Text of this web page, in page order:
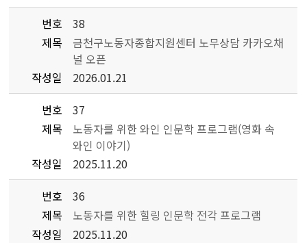
번호
38
제목
금천구노동자종합지원센터 노무상담 카카오채
널 오픈
작성일
2026.01.21
번호
37
제목
노동자를 위한 와인 인문학 프로그램(영화 속
와인 이야기)
작성일
2025.11.20
번호
36
제목
노동자를 위한 힐링 인문학 전각 프로그램
작성일
2025.11.20